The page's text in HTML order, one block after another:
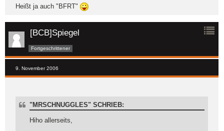
Heißt ja auch "BFRT"
[BCB]Spiegel
Fortgeschrittener
9. November 2006
"MRSCHNUGGLES" SCHRIEB:
Hiho allerseits,